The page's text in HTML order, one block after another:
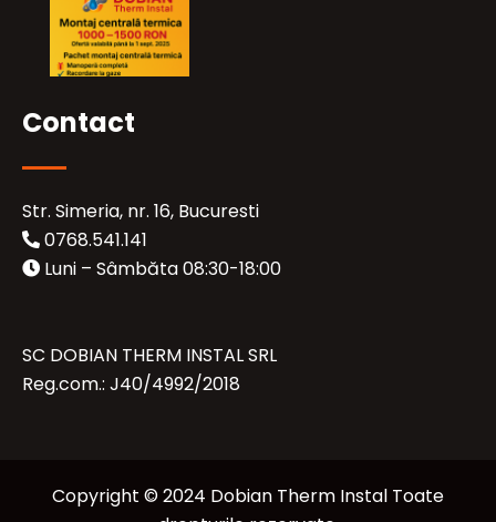
Contact
Str. Simeria, nr. 16, Bucuresti
0768.541.141
Luni – Sâmbăta 08:30-18:00
SC DOBIAN THERM INSTAL SRL
Reg.com.: J40/4992/2018
Copyright © 2024 Dobian Therm Instal Toate